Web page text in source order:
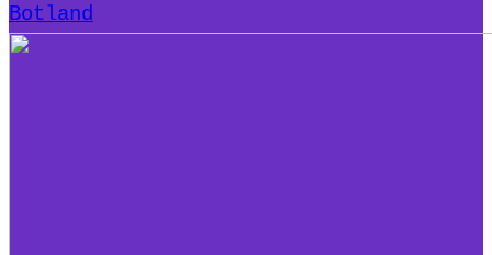
Botland